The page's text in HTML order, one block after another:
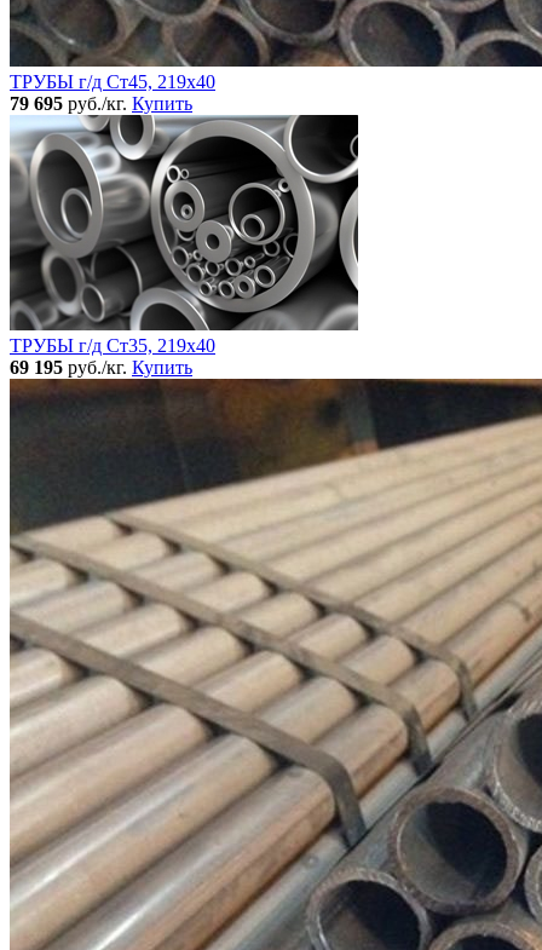
ТРУБЫ г/д Ст45, 219х40
79 695 руб./кг. Купить
ТРУБЫ г/д Ст35, 219х40
69 195 руб./кг. Купить